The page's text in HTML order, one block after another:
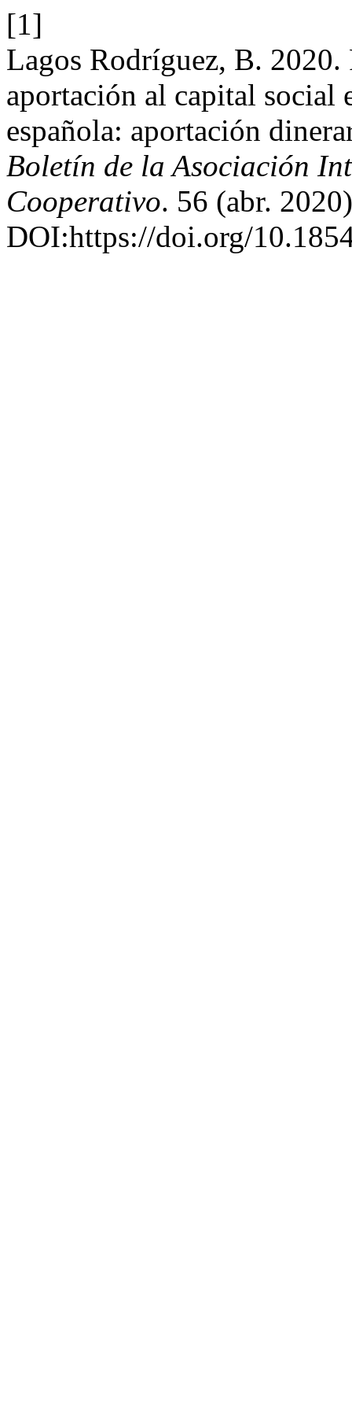
[1]
Lagos Rodríguez, B. 2020.
aportación al capital social
española: aportación
Boletín de la Asociación
Cooperativo. 56 (abr.
DOI:https://doi.org/